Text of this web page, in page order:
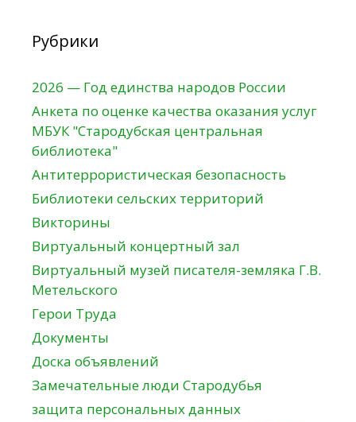
Рубрики
2026 — Год единства народов России
Анкета по оценке качества оказания услуг
МБУК "Стародубская центральная
библиотека"
Антитеррористическая безопасность
Библиотеки сельских территорий
Викторины
Виртуальный концертный зал
Виртуальный музей писателя-земляка Г.В.
Метельского
Герои Труда
Документы
Доска объявлений
Замечательные люди Стародубья
защита персональных данных